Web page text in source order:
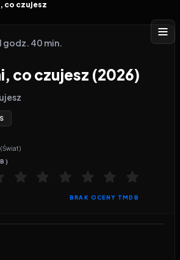
co czujesz
godz. 40 min.
co czujesz (2026)
(Świat)
BRAK OCENY TMDB